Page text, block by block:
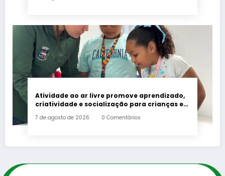
Atividade ao ar livre promove aprendizado,
criatividade e socialização para crianças e
7 de agosto de 2026 0 Comentários